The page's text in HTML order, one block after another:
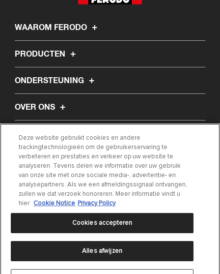
WAAROM FERODO
PRODUCTEN
ONDERSTEUNING
OVER ONS
ARTIKEL
ZOEK MIJN ONDERDEEL
NEEM CONTACT MET ONS OP
Gebruiksvoorwaarden|
©2024 DRiV Automotive Inc of één van diens dochterondernemingen in één of
Deze website gebruikt cookies en andere
trackingtechnologieën om de gebruikerservaring te
verbeteren en prestaties en verkeer op uw website te
analyseren. Tevens delen we informatie over uw gebruik
van onze site met onze sociale media-, advertentie- en
analysepartners. Als we een afmeldingssignaal ontvangen,
zullen we dat verzoek honoreren. Meer informatie vindt u
hier: Cookie Notice Privacy Policy
Alles afwijzen
Cookies accepteren